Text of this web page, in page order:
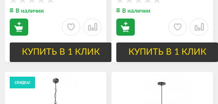
В наличии
КУПИТЬ В 1 КЛИК
В наличии
КУПИТЬ В 1 КЛИК
СКИДКА!